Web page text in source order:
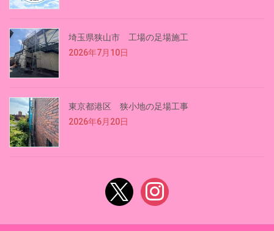
埼玉県狭山市 工場の足場施工
2026年7月10日
東京都港区 狭小地の足場工事
2026年6月20日
x instagram